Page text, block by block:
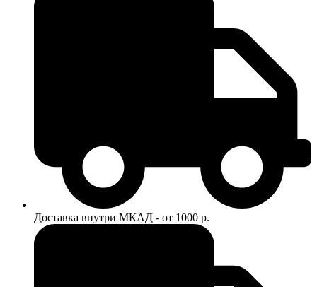
Доставка внутри МКАД - от 1000 р.